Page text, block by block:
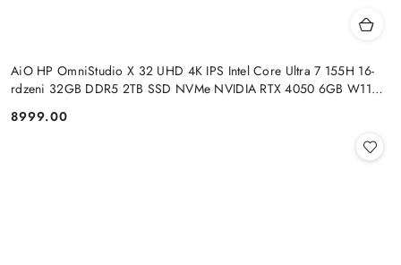
AiO HP OmniStudio X 32 UHD 4K IPS Intel Core Ultra 7 155H 16-
rdzeni 32GB DDR5 2TB SSD NVMe NVIDIA RTX 4050 6GB W11
Cena:
8999.00